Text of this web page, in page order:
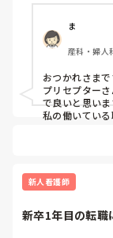
りをして指導者
1人の先輩から
味ないよねと言
そのことがあり
手間になるし今
つも記録の確認
ると思うからそ
ま
産科・婦人
おつかれさまで
プリセプター
で良いと思い
私の働いてい
に申し送る形
みささみさん
る…などあれば
新人看護師
新卒1年目の転職